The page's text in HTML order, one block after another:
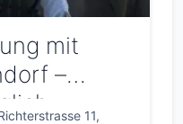
mit
–
11,